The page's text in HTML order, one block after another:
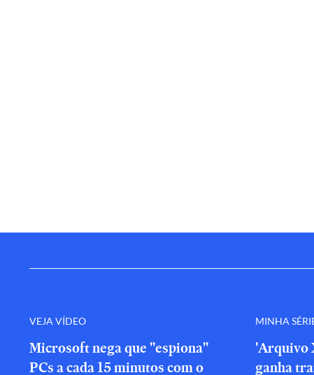
VEJA VÍDEO
Microsoft nega que "espiona"
PCs a cada 15 minutos com o
MINHA
'Arquivo
ganha